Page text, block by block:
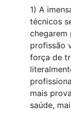
1) A
técnicos
chegarem
profissão
força de
mais
saúde,